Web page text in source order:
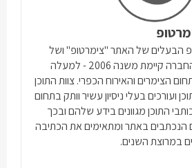
הבעלים של האתר "צימרטופ" ושל
פורטלי תיירות נוספים. החברה קיימת משנה 2006 - למעלה
בתחום הצימרים והאירוח הכפרי. צוות התוכן
ועורכים בעלי ניסיון עשיר וותק בתחום
התוכן מגוונים בידע שלהם ובכך
באתר ומתאימים את הכתיבה
במרוצת השנים.